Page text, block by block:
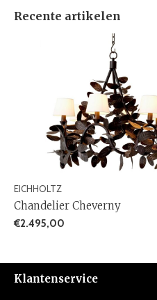
Recente artikelen
EICHHOLTZ
Chandelier Cheverny
€2.495,00
Klantenservice